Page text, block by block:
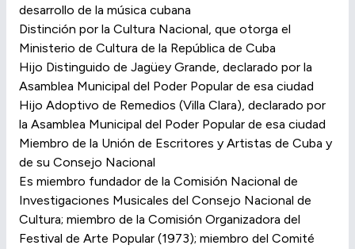
desarrollo de la música cubana
Distinción por la Cultura Nacional, que otorga el
Ministerio de Cultura de la República de Cuba
Hijo Distinguido de Jagüey Grande, declarado por la
Asamblea Municipal del Poder Popular de esa ciudad
Hijo Adoptivo de Remedios (Villa Clara), declarado por
la Asamblea Municipal del Poder Popular de esa ciudad
Miembro de la Unión de Escritores y Artistas de Cuba y
de su Consejo Nacional
Es miembro fundador de la Comisión Nacional de
Investigaciones Musicales del Consejo Nacional de
Cultura; miembro de la Comisión Organizadora del
Festival de Arte Popular (1973); miembro del Comité